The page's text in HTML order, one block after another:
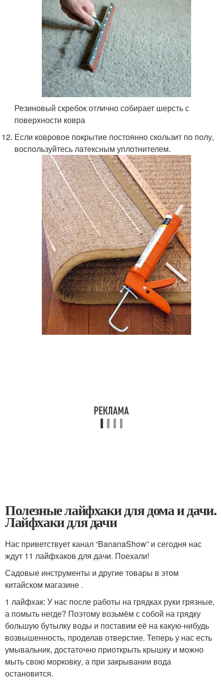
Резиновый скребок отлично собирает шерсть с
поверхности ковра
Если ковровое покрытие постоянно скользит по полу,
воспользуйтесь латексным уплотнителем.
Полезные лайфхаки для дома и дачи.
Лайфхаки для дачи
Нас приветствует канал “BananaShow” и сегодня нас
ждут 11 лайфхаков для дачи. Поехали!
Садовые инструменты и другие товары в этом
китайском магазине .
1 лайфхак: У нас после работы на грядках руки грязные,
а помыть негде? Поэтому возьмём с собой на грядку
большую бутылку воды и поставим её на какую-нибудь
возвышенность, проделав отверстие. Теперь у нас есть
умывальник, достаточно приоткрыть крышку и можно
мыть свою морковку, а при закрывании вода
остановится.